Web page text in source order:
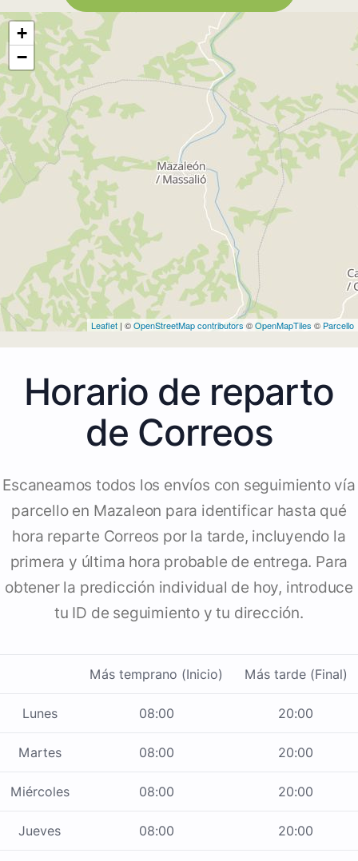
+
−
Leaflet | ©OpenStreetMap contributors ©OpenMapTiles © Parcello
Horario de reparto
de Correos
Escaneamos todos los envíos con seguimiento vía
parcello en Mazaleon para identificar hasta qué
hora reparte Correos por la tarde, incluyendo la
primera y última hora probable de entrega. Para
obtener la predicción individual de hoy, introduce
tu ID de seguimiento y tu dirección.
Más temprano (Inicio) Más tarde (Final)
Lunes 08:00 20:00
Martes 08:00 20:00
Miércoles 08:00 20:00
Jueves 08:00 20:00